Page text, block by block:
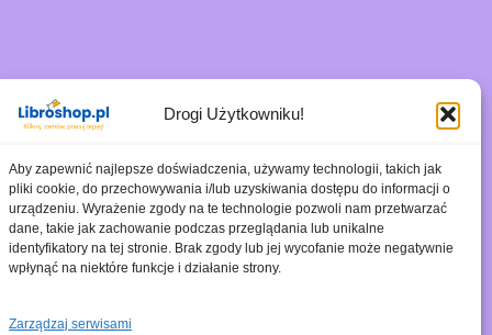
Drogi Użytkowniku!
Aby zapewnić najlepsze doświadczenia, używamy technologii, takich jak
pliki cookie, do przechowywania i/lub uzyskiwania dostępu do informacji o
urządzeniu. Wyrażenie zgody na te technologie pozwoli nam przetwarzać
dane, takie jak zachowanie podczas przeglądania lub unikalne
identyfikatory na tej stronie. Brak zgody lub jej wycofanie może negatywnie
wpłynąć na niektóre funkcje i działanie strony.
Zarządzaj serwisami